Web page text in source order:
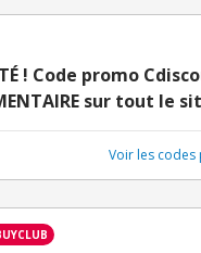
! Code promo
sur tout le
Voir les